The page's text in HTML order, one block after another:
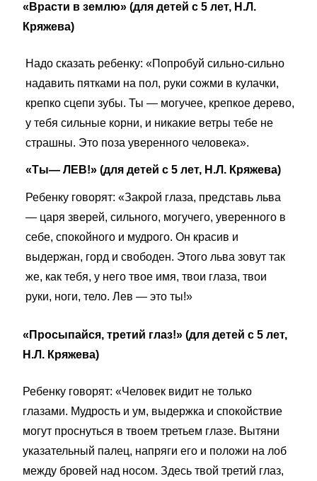
«Врасти в землю» (для детей с 5 лет, Н.Л.
Кряжева)
Надо сказать ребенку: «Попробуй сильно-сильно
на­давить пятками на пол, руки сожми в кулачки,
крепко сцепи зубы. Ты — могучее, крепкое дерево,
у тебя сильные корни, и никакие ветры тебе не
страшны. Это поза уверенного человека».
«Ты— ЛЕВ!» (для детей с 5 лет, Н.Л. Кряжева)
Ребенку говорят: «Закрой глаза, представь льва
— царя зверей, сильного, могучего, уверенного в
себе, спокойного и мудрого. Он красив и
выдержан, горд и свободен. Этого льва зовут так
же, как тебя, у него твое имя, твои глаза, твои
руки, ноги, тело. Лев — это ты!»
«Просыпайся, третий глаз!» (для детей с 5 лет,
Н.Л. Кряжева)
Ребенку говорят: «Человек видит не только
глазами. Мудрость и ум, выдержка и спокойствие
могут проснуться в твоем третьем глазе. Вытяни
указательный палец, напряги его и положи на лоб
между бровей над носом. Здесь твой третий глаз,